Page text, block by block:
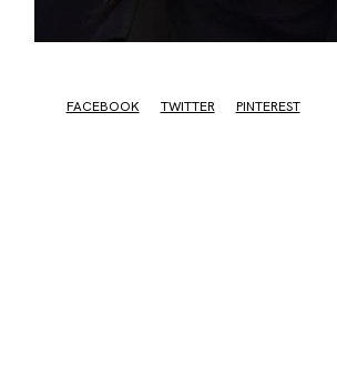
FACEBOOK TWITTER PINTEREST